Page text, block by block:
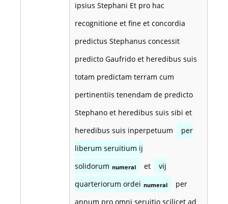
ipsius Stephani Et pro hac
recognitione et fine et concordia
predictus Stephanus concessit
predicto Gaufrido et heredibus suis
totam predictam terram cum
pertinentiis tenendam de predicto
Stephano et heredibus suis sibi et
heredibus suis inperpetuum
per
liberum seruitium ij
solidorum numeral et
vij
quarteriorum ordei numeral
per
annum pro omni seruitio scilicet ad